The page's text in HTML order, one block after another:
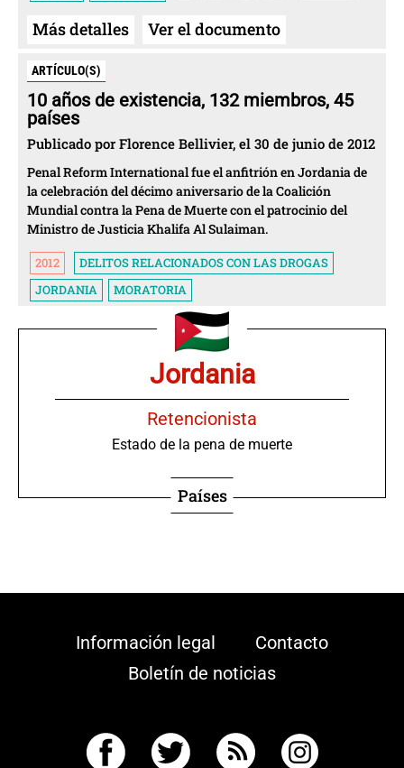
Más detalles Ver el documento
ARTÍCULO(S)
10 años de existencia, 132 miembros, 45
países
Publicado por Florence Bellivier, el 30 de junio de 2012
Penal Reform International fue el anfitrión en Jordania de
la celebración del décimo aniversario de la Coalición
Mundial contra la Pena de Muerte con el patrocinio del
Ministro de Justicia Khalifa Al Sulaiman.
2012
DELITOS RELACIONADOS CON LAS DROGAS
JORDANIA
MORATORIA
Jordania
Retencionista
Estado de la pena de muerte
Países
Información legal
Contacto
Boletín de noticias